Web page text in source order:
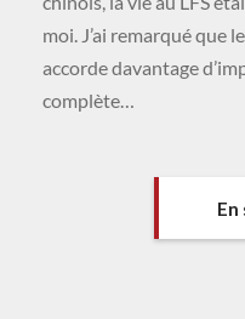
moi. J’ai remarqué que
accorde davantage
complète…
En